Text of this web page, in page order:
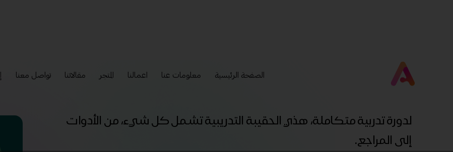
الصفحة الرئيسية معلومات عنا اعمالنا المتجر مقالاتنا تواصل معنا
لدورة تدربية متكاملة، هذي الحقيبة التدريبية تشمل كل شيء، من الأدوات
إلى المراجع.